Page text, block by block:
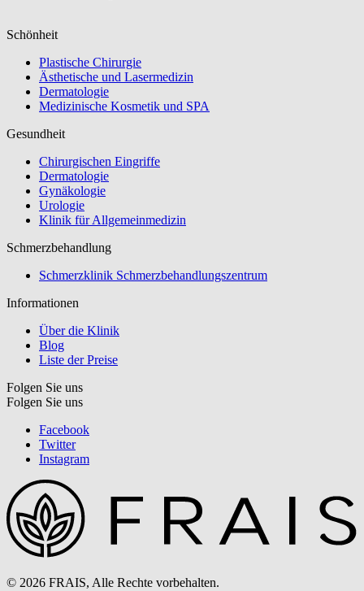
Schönheit
Plastische Chirurgie
Ästhetische und Lasermedizin
Dermatologie
Medizinische Kosmetik und SPA
Gesundheit
Chirurgischen Eingriffe
Dermatologie
Gynäkologie
Urologie
Klinik für Allgemeinmedizin
Schmerzbehandlung
Schmerzklinik Schmerzbehandlungszentrum
Informationen
Über die Klinik
Blog
Liste der Preise
Folgen Sie uns
Folgen Sie uns
Facebook
Twitter
Instagram
© 2026 FRAIS, Alle Rechte vorbehalten.